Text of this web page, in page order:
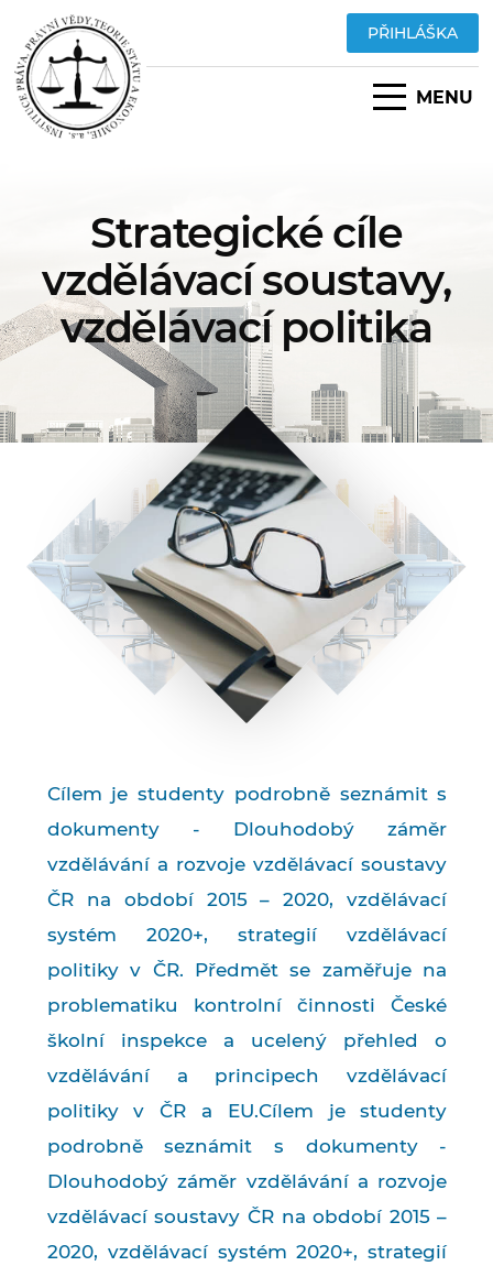
PŘIHLÁŠKA
MENU
Strategické cíle
vzdělávací soustavy,
vzdělávací politika
Cílem je studenty podrobně seznámit s
dokumenty - Dlouhodobý záměr
vzdělávání a rozvoje vzdělávací soustavy
ČR na období 2015 – 2020, vzdělávací
systém 2020+, strategií vzdělávací
politiky v ČR. Předmět se zaměřuje na
problematiku kontrolní činnosti České
školní inspekce a ucelený přehled o
vzdělávání a principech vzdělávací
politiky v ČR a EU.Cílem je studenty
podrobně seznámit s dokumenty -
Dlouhodobý záměr vzdělávání a rozvoje
vzdělávací soustavy ČR na období 2015 –
2020, vzdělávací systém 2020+, strategií